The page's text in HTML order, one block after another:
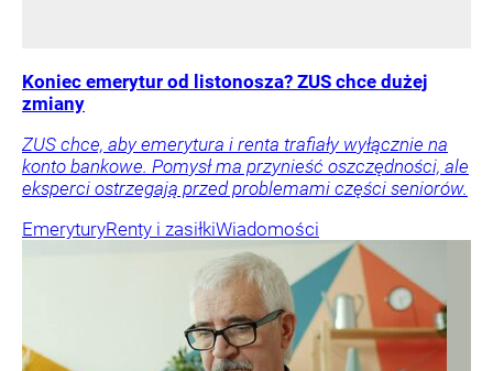
Koniec emerytur od listonosza? ZUS chce dużej
zmiany
ZUS chce, aby emerytura i renta trafiały wyłącznie na
konto bankowe. Pomysł ma przynieść oszczędności, ale
eksperci ostrzegają przed problemami części seniorów.
EmeryturyRenty i zasiłkiWiadomości